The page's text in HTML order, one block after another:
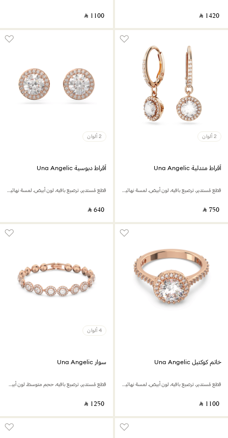
‎ ⃁ ⁦1420⁩ ‎
‎ ⃁ ⁦1100⁩ ‎
2 ألوان
أقراط متدلية Una Angelic
قطع مُستدير، ترصيع بافيه، لون أبيض، لمسة نهائية من الذهب الوردي عيار 18 قيراط
‎ ⃁ ⁦750⁩ ‎
2 ألوان
أقراط دبوسية Una Angelic
قطع مُستدير، ترصيع بافيه، لون أبيض، لمسة نهائية من الذهب الوردي عيار 18 قيراط
‎ ⃁ ⁦640⁩ ‎
خاتم كوكتيل Una Angelic
قطع مُستدير، ترصيع بافيه، لون أبيض، لمسة نهائية من الذهب الوردي عيار 18 قيراط
‎ ⃁ ⁦1100⁩ ‎
4 ألوان
سوار Una Angelic
قطع مُستدير،‏‎ ترصيع بافيه، حجم متوسط، لون أبيض،‎ لمسة نهائية من الذهب الوردي عيار 18 قيراط
‎ ⃁ ⁦1250⁩ ‎